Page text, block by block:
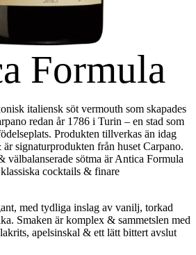
Formula
italiensk söt vermouth som skapades
redan år 1786 i Turin – en stad som
Produkten tillverkas än idag
signaturprodukten från huset Carpano.
sötma är Antica Formula
cocktails & finare
med tydliga inslag av vanilj, torkad
Smaken är komplex & sammetslen med
apelsinskal & ett lätt bittert avslut